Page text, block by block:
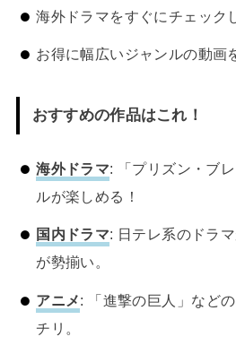
海外ドラマをすぐにチェック
お得に幅広いジャンルの動画
おすすめの作品はこれ！
海外ドラマ: 「プリズン・ブ
ルが楽しめる！
国内ドラマ: 日テレ系のドラ
が勢揃い。
アニメ: 「進撃の巨人」など
チリ。